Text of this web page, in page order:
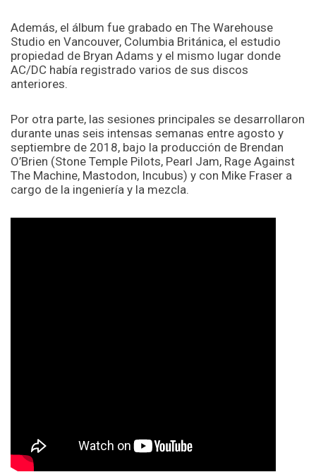
Además, el álbum fue grabado en The Warehouse
Studio en Vancouver, Columbia Británica, el estudio
propiedad de Bryan Adams y el mismo lugar donde
AC/DC había registrado varios de sus discos
anteriores.
Por otra parte, las sesiones principales se desarrollaron
durante unas seis intensas semanas entre agosto y
septiembre de 2018, bajo la producción de Brendan
O’Brien (Stone Temple Pilots, Pearl Jam, Rage Against
The Machine, Mastodon, Incubus) y con Mike Fraser a
cargo de la ingeniería y la mezcla.